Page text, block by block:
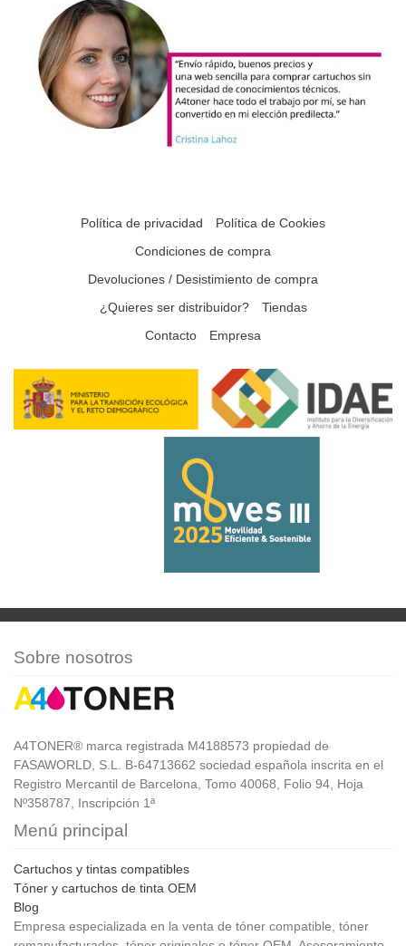
Política de privacidad
Política de Cookies
Condiciones de compra
Devoluciones / Desistimiento de compra
¿Quieres ser distribuidor?
Tiendas
Contacto
Empresa
Sobre nosotros
A4TONER® marca registrada M4188573 propiedad de
FASAWORLD, S.L. B-64713662 sociedad española inscrita en el
Registro Mercantil de Barcelona, Tomo 40068, Folio 94, Hoja
Nº358787, Inscripción 1ª
Menú principal
Cartuchos y tintas compatibles
Tóner y cartuchos de tinta OEM
Blog
Empresa especializada en la venta de tóner compatible, tóner